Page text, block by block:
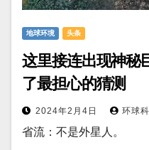
地球环境 头条
这里接连出现神秘
了最担心的猜测
2024年2月4日 环球
省流：不是外星人。